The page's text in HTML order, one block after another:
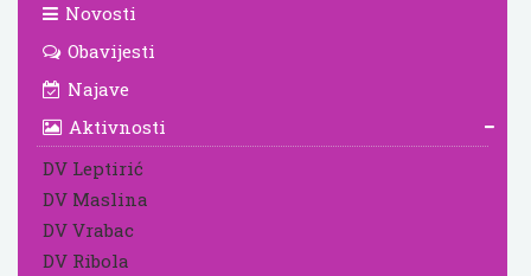
Novosti
Obavijesti
Najave
Aktivnosti
DV Leptirić
DV Maslina
DV Vrabac
DV Ribola